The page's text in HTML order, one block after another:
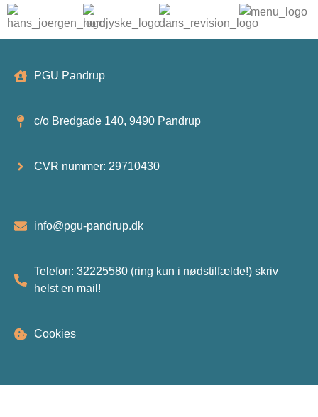
PGU Pandrup
c/o Bredgade 140, 9490 Pandrup
CVR nummer: 29710430
info@pgu-pandrup.dk
Telefon: 32225580 (ring kun i nødstilfælde!) skriv
helst en mail!
Cookies